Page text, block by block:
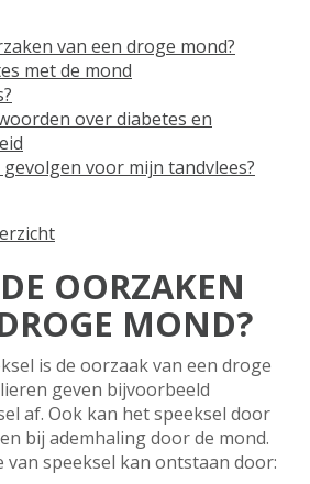
van een droge mond?
met de mond
over diabetes en
voor mijn tandvlees?
OORZAKEN
MOND?
is de oorzaak van een droge
geven bijvoorbeeld
af. Ook kan het speeksel door
bij ademhaling door de mond.
speeksel kan ontstaan door: